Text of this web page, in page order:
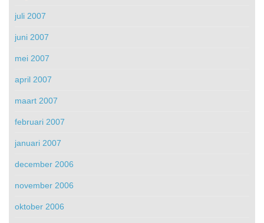
juli 2007
juni 2007
mei 2007
april 2007
maart 2007
februari 2007
januari 2007
december 2006
november 2006
oktober 2006